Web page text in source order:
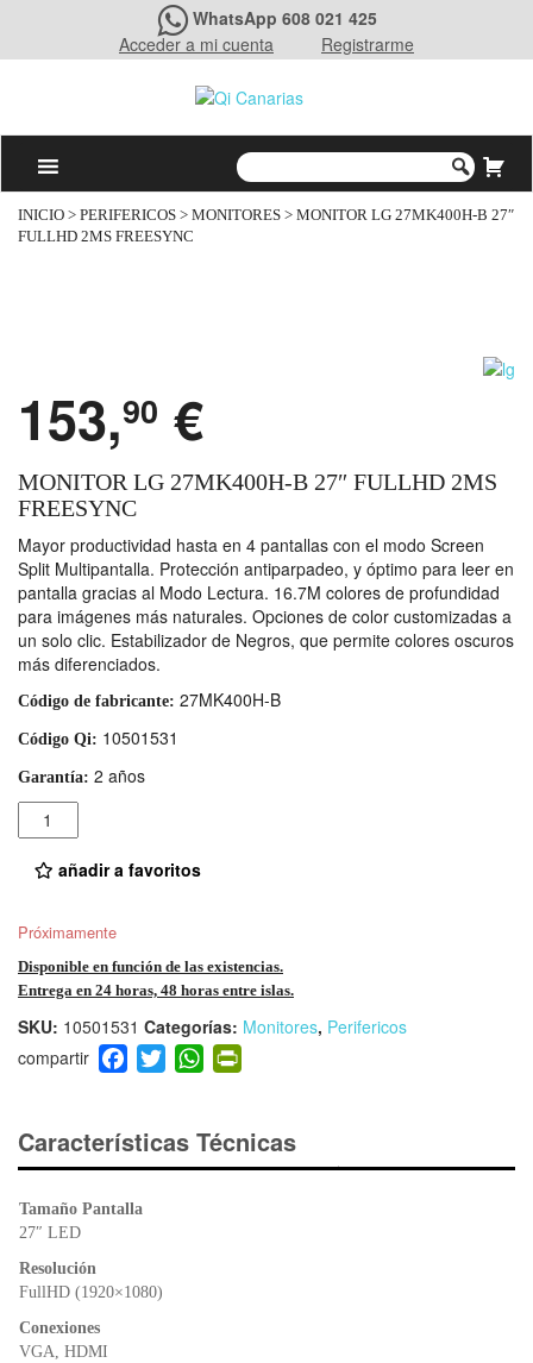
WhatsApp 608 021 425
Acceder a mi cuenta
Registrarme
INICIO > PERIFERICOS > MONITORES > MONITOR LG 27MK400H-B 27″
FULLHD 2MS FREESYNC
153,90 €
MONITOR LG 27MK400H-B 27″ FULLHD 2MS
FREESYNC
Mayor productividad hasta en 4 pantallas con el modo Screen
Split Multipantalla. Protección antiparpadeo, y óptimo para leer en
pantalla gracias al Modo Lectura. 16.7M colores de profundidad
para imágenes más naturales. Opciones de color customizadas a
un solo clic. Estabilizador de Negros, que permite colores oscuros
más diferenciados.
Código de fabricante: 27MK400H-B
Código Qi: 10501531
Garantía: 2 años
Cantidad
añadir a favoritos
Próximamente
Disponible en función de las existencias.
Entrega en 24 horas, 48 horas entre islas.
SKU: 10501531 Categorías: Monitores, Perifericos
F
a
e
b
o
o
T
wi
er
W
h
s
A
ri
e
Características Técnicas
Tamaño Pantalla
27″ LED
Resolución
FullHD (1920×1080)
Conexiones
VGA, HDMI